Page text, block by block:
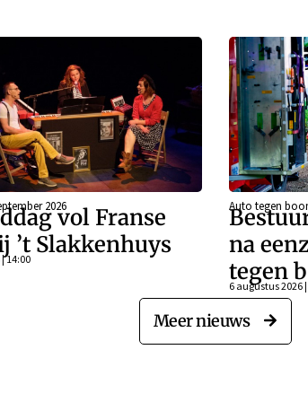
2026vol Franse
’t Slakkenhuys
14:00
Auto tegen
na
tegen
6 augustus 2026
Meer nieuws